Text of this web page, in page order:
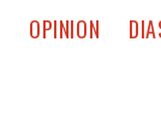
OPINION